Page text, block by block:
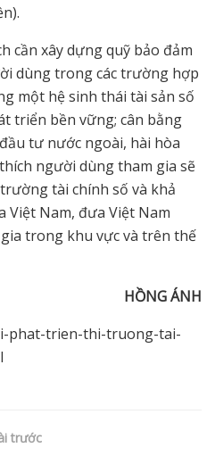
cần xây dựng quỹ bảo đảm
dùng trong các trường hợp
một hệ sinh thái tài sản số
triển bền vững; cân bằng
tư nước ngoài, hài hòa
người dùng tham gia sẽ
tài chính số và khả
Việt Nam, đưa Việt Nam
trong khu vực và trên thế
HỒNG ÁNH
phat-trien-thi-truong-tai-
trước